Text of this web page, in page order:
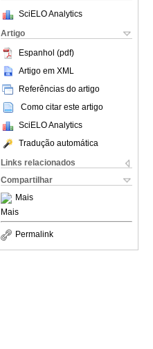
SciELO Analytics
Artigo
Espanhol (pdf)
Artigo em XML
Referências do artigo
Como citar este artigo
SciELO Analytics
Tradução automática
Links relacionados
Compartilhar
Mais
Mais
Permalink